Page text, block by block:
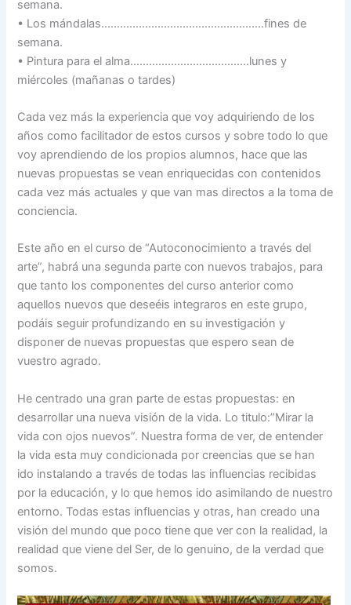
semana.
• Los mándalas…………………………………………….fines de
semana.
• Pintura para el alma………………………………..lunes y
miércoles (mañanas o tardes)
Cada vez más la experiencia que voy adquiriendo de los
años como facilitador de estos cursos y sobre todo lo que
voy aprendiendo de los propios alumnos, hace que las
nuevas propuestas se vean enriquecidas con contenidos
cada vez más actuales y que van mas directos a la toma de
conciencia.
Este año en el curso de “Autoconocimiento a través del
arte”, habrá una segunda parte con nuevos trabajos, para
que tanto los componentes del curso anterior como
aquellos nuevos que deseéis integraros en este grupo,
podáis seguir profundizando en su investigación y
disponer de nuevas propuestas que espero sean de
vuestro agrado.
He centrado una gran parte de estas propuestas: en
desarrollar una nueva visión de la vida. Lo titulo:”Mirar la
vida con ojos nuevos”. Nuestra forma de ver, de entender
la vida esta muy condicionada por creencias que se han
ido instalando a través de todas las influencias recibidas
por la educación, y lo que hemos ido asimilando de nuestro
entorno. Todas estas influencias y otras, han creado una
visión del mundo que poco tiene que ver con la realidad, la
realidad que viene del Ser, de lo genuino, de la verdad que
somos.